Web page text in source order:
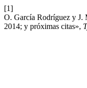
[1]
O. García Rodríguez y J.
2014; y próximas citas»,